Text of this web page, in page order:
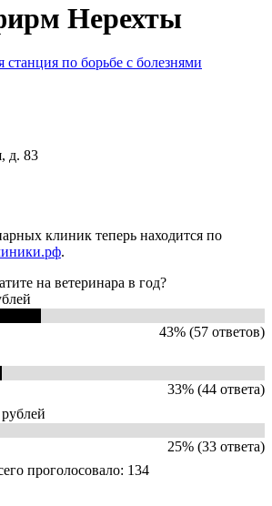
Нерехты
станция по борьбе с болезнями
д. 83
клиник теперь находится по
.
на ветеринара в год?
43% (57 ответов)
33% (44 ответа)
25% (33 ответа)
проголосовало: 134